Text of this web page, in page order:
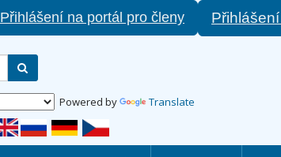
Přihlášení na portál pro členy
Powered by Translate